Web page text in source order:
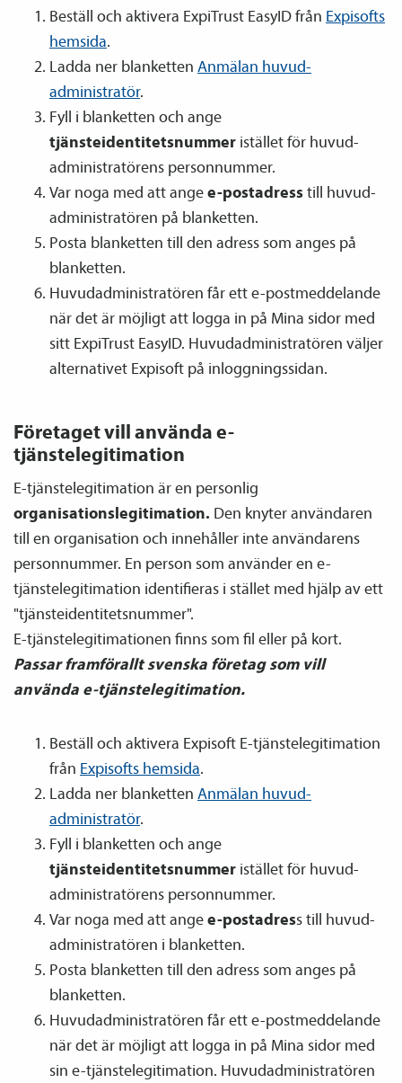
Beställ och aktivera ExpiTrust EasyID från Expisofts
hemsida.
Ladda ner blanketten Anmälan huvud­­
administratör.
Fyll i blanketten och ange
tjänsteidentitetsnummer istället för huvud­­
administratörens personnummer.
Var noga med att angee-postadresstill huvud­­
administratören på blanketten.
Posta blanketten till den adress som anges på
blanketten.
Huvud­­administratören får ett e-postmeddelande
när det är möjligt att logga in på Mina sidor med
sitt ExpiTrust EasyID. Huvud­­administratören väljer
alternativet Expisoft på inloggningssidan.
Företaget vill använda e-
tjänstelegitimation
E-tjänstelegitimation är en personlig
organisationslegitimation. Den knyter användaren
till en organisation och innehåller inte användarens
personnummer. En person som använder en e-
tjänstelegitimation identifieras i stället med hjälp av ett
"tjänsteidentitetsnummer".
E-tjänstelegitimationen finns som fil eller på kort.
Passar framförallt svenska företag som vill
använda e-tjänstelegitimation.
Beställ och aktivera Expisoft E-tjänstelegitimation
från Expisofts hemsida.
Ladda ner blanketten Anmälan huvud­­
administratör.
Fyll i blanketten och ange
tjänsteidentitetsnummer istället för huvud­­
administratörens personnummer.
Var noga med att angee-postadress till huvud­­
administratören i blanketten.
Posta blanketten till den adress som anges på
blanketten.
Huvud­­administratören får ett e-postmeddelande
när det är möjligt att logga in på Mina sidor med
sin e-tjänstelegitimation. Huvud­­administratören